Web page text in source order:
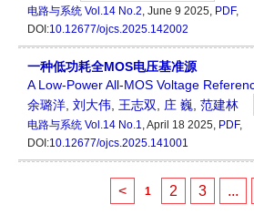
电路与系统 Vol.14 No.2, June 9 2025, PDF,
DOI:10.12677/ojcs.2025.142002
一种低功耗全MOS电压基准源
A Low-Power All-MOS Voltage
余璐洋, 刘大伟, 王志双, 庄 巍, 范建林
电路与系统 Vol.14 No.1, April 18 2025, PDF,
DOI:10.12677/ojcs.2025.141001
< 1 2 3 ...